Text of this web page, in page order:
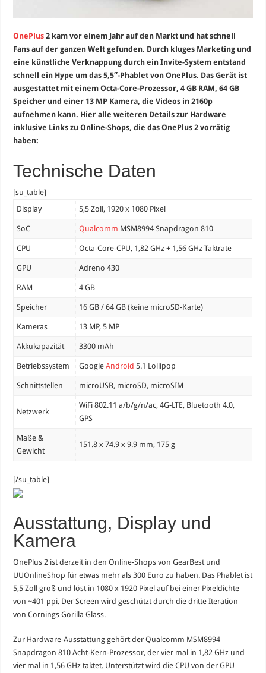
OnePlus 2 kam vor einem Jahr auf den Markt und hat schnell
Fans auf der ganzen Welt gefunden. Durch kluges Marketing und
eine künstliche Verknappung durch ein Invite-System entstand
schnell ein Hype um das 5,5″-Phablet von OnePlus. Das Gerät ist
ausgestattet mit einem Octa-Core-Prozessor, 4 GB RAM, 64 GB
Speicher und einer 13 MP Kamera, die Videos in 2160p
aufnehmen kann. Hier alle weiteren Details zur Hardware
inklusive Links zu Online-Shops, die das OnePlus 2 vorrätig
haben:
Technische Daten
[su_table]
Display
5,5 Zoll, 1920 x 1080 Pixel
SoC Qualcomm MSM8994 Snapdragon 810
CPU Octa-Core-CPU, 1,82 GHz + 1,56 GHz Taktrate
GPU Adreno 430
RAM 4 GB
Speicher 16 GB / 64 GB (keine microSD-Karte)
Kameras 13 MP, 5 MP
Akkukapazität 3300 mAh
Betriebssystem GoogleAndroid 5.1 Lollipop
Schnittstellen microUSB, microSD, microSIM
Netzwerk
WiFi 802.11 a/b/g/n/ac, 4G-LTE, Bluetooth 4.0,
GPS
Maße &
Gewicht
151.8 x 74.9 x 9.9 mm, 175 g
[/su_table]
Ausstattung, Display und
Kamera
OnePlus 2 ist derzeit in den Online-Shops von GearBest und
UUOnlineShop für etwas mehr als 300 Euro zu haben. Das Phablet ist
5,5 Zoll groß und löst in 1080 x 1920 Pixel auf bei einer Pixeldichte
von ~401 ppi. Der Screen wird geschützt durch die dritte Iteration
von Cornings Gorilla Glass.
Zur Hardware-Ausstattung gehört der Qualcomm MSM8994
Snapdragon 810 Acht-Kern-Prozessor, der vier mal in 1,82 GHz und
vier mal in 1,56 GHz taktet. Unterstützt wird die CPU von der GPU